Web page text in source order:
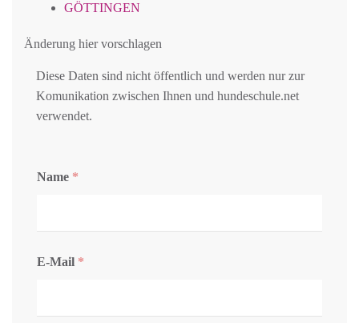
GÖTTINGEN
Änderung hier vorschlagen
Diese Daten sind nicht öffentlich und werden nur zur
Komunikation zwischen Ihnen und hundeschule.net
verwendet.
Name *
E-Mail *